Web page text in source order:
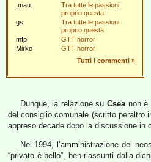
.mau.
Tra tutte le passioni,
proprio questa
gs
Tra tutte le passioni,
proprio questa
mfp
GTT horror
Mirko
GTT horror
Tutti i commenti »
Dunque, la relazione suCseanon è
del consiglio comunale (scritto peraltro
appreso decade dopo la discussione in
Nel 1994, l’amministrazione del
“privato è bello”, ben riassunti dalla